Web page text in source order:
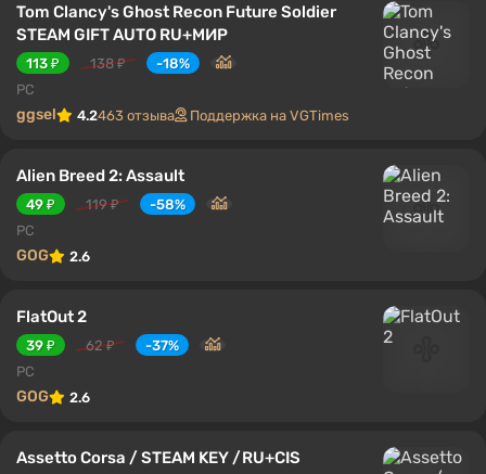
Tom Clancy's Ghost Recon Future Soldier
STEAM GIFT AUTO RU+МИР
113 ₽ 138 ₽
-18%
PC
ggsel 4.2463 отзыва Поддержка на VGTimes
Alien Breed 2: Assault
49 ₽ 119 ₽
-58%
PC
GOG 2.6
FlatOut 2
39 ₽ 62 ₽
-37%
PC
GOG 2.6
Assetto Corsa / STEAM KEY /RU+CIS